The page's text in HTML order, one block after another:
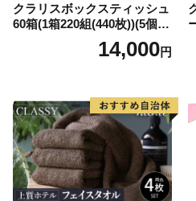
クラリスボックスティッシュ
60箱(1箱220組(440枚))(5個入
り×12セット)【1256759】
14,000円
-